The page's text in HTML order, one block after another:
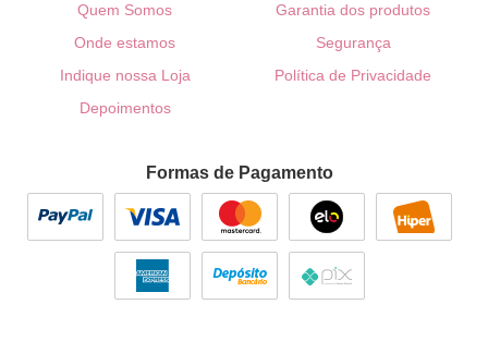
Quem Somos
Onde estamos
Indique nossa Loja
Depoimentos
Garantia dos produtos
Segurança
Política de Privacidade
Formas de Pagamento